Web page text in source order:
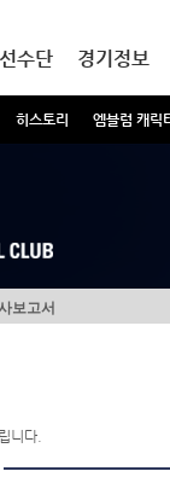
히스토리 엠블럼 캐릭
선수단 경기정보
보고서
니다.